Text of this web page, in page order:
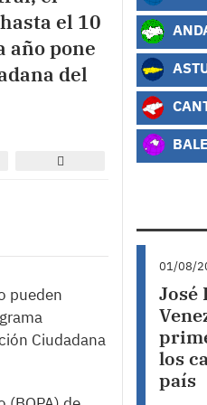
el 10
año pone
del
pueden
Ciudadana
01/08/
José
los
país